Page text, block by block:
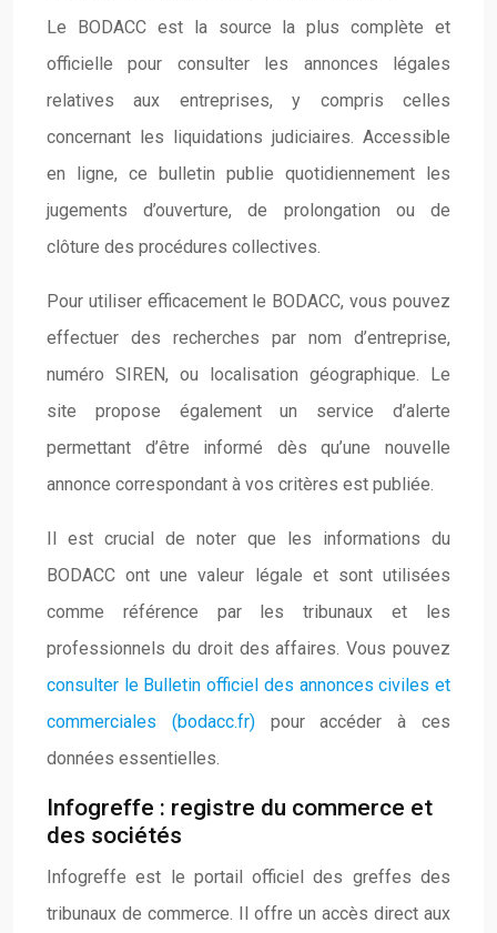
Le BODACC est la source la plus complète et
officielle pour consulter les annonces légales
relatives aux entreprises, y compris celles
concernant les liquidations judiciaires. Accessible
en ligne, ce bulletin publie quotidiennement les
jugements d’ouverture, de prolongation ou de
clôture des procédures collectives.
Pour utiliser efficacement le BODACC, vous pouvez
effectuer des recherches par nom d’entreprise,
numéro SIREN, ou localisation géographique. Le
site propose également un service d’alerte
permettant d’être informé dès qu’une nouvelle
annonce correspondant à vos critères est publiée.
Il est crucial de noter que les informations du
BODACC ont une valeur légale et sont utilisées
comme référence par les tribunaux et les
professionnels du droit des affaires. Vous pouvez
consulter le Bulletin officiel des annonces civiles et
commerciales (bodacc.fr) pour accéder à ces
données essentielles.
Infogreffe : registre du commerce et
des sociétés
Infogreffe est le portail officiel des greffes des
tribunaux de commerce. Il offre un accès direct aux